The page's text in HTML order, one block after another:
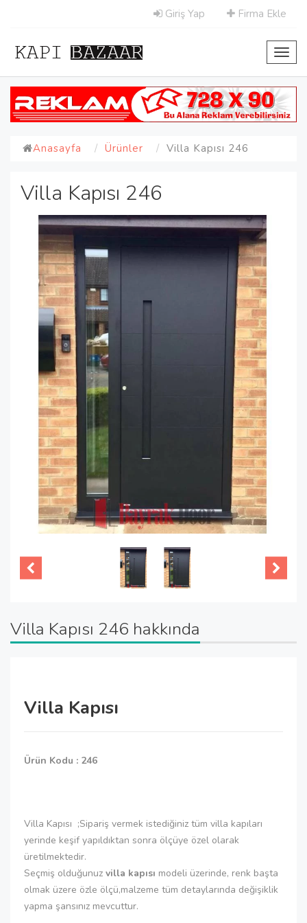
Giriş Yap Firma Ekle
Anasayfa Ürünler Villa Kapısı 246
Villa Kapısı 246
Villa Kapısı 246 hakkında
Villa Kapısı
Ürün Kodu : 246
Villa Kapısı ;Sipariş vermek istediğiniz tüm villa kapıları
yerinde keşif yapıldıktan sonra ölçüye özel olarak
üretilmektedir.
Seçmiş olduğunuz villa kapısı modeli üzerinde, renk başta
olmak üzere özle ölçü,malzeme tüm detaylarında değişiklik
yapma şansınız mevcuttur.